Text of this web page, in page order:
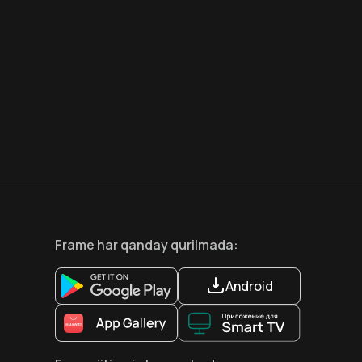
Frame har qanday qurilmada:
Android